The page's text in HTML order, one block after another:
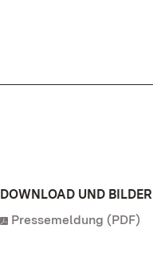
DOWNLOAD UND BILDER
Pressemeldung (PDF)